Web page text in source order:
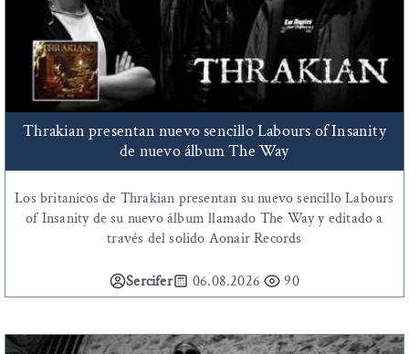
Thrakian presentan nuevo sencillo Labours of Insanity
de nuevo álbum The Way
Los britanicos de Thrakian presentan su nuevo sencillo Labours
of Insanity de su nuevo álbum llamado The Way y editado a
través del solido Aonair Records
Sercifer 06.08.2026 90